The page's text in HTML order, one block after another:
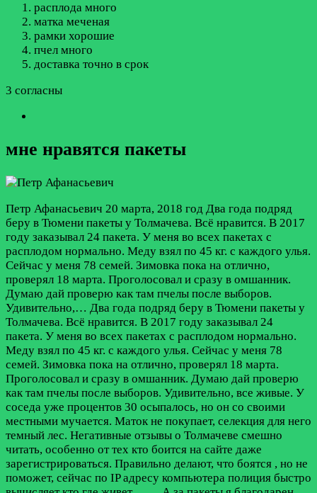
расплода много
матка меченая
рамки хорошие
пчел много
доставка точно в срок
3 согласны
мне нравятся пакеты
Петр Афанасьевич 20 марта, 2018 год Два года подряд
беру в Тюмени пакеты у Толмачева. Всё нравится. В 2017
году заказывал 24 пакета. У меня во всех пакетах с
расплодом нормально. Меду взял по 45 кг. с каждого улья.
Сейчас у меня 78 семей. Зимовка пока на отлично,
проверял 18 марта. Проголосовал и сразу в омшанник.
Думаю дай проверю как там пчелы после выборов.
Удивительно,… Два года подряд беру в Тюмени пакеты у
Толмачева. Всё нравится. В 2017 году заказывал 24
пакета. У меня во всех пакетах с расплодом нормально.
Меду взял по 45 кг. с каждого улья. Сейчас у меня 78
семей. Зимовка пока на отлично, проверял 18 марта.
Проголосовал и сразу в омшанник. Думаю дай проверю
как там пчелы после выборов. Удивительно, все живые. У
соседа уже процентов 30 осыпалось, но он со своими
местными мучается. Маток не покупает, селекция для него
темный лес. Негативные отзывы о Толмачеве смешно
читать, особенно от тех кто боится на сайте даже
зарегистрироваться. Правильно делают, что боятся , но не
поможет, сейчас по IP адресу компьютера полиция быстро